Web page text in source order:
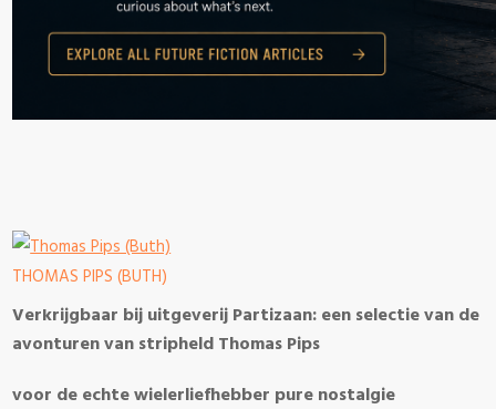
THOMAS PIPS (BUTH)
Verkrijgbaar bij uitgeverij Partizaan: een selectie van de
avonturen van stripheld Thomas Pips
voor de echte wielerliefhebber pure nostalgie